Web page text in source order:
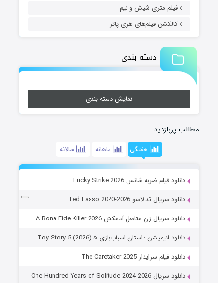
فیلم متری شیش و نیم
کالکشن فیلم‌های هری پاتر
دسته بندی
نمایش دسته بندی
مطالب پربازدید
هفتگی ماهانه سالانه
دانلود فیلم ضربه شانس Lucky Strike 2026
دانلود سریال تد لاسو Ted Lasso 2020-2026
دانلود سریال زن متاهل آدمکش A Bona Fide Killer 2026
دانلود انیمیشن داستان اسباب‌بازی ۵ Toy Story 5 (2026)
دانلود فیلم سرایدار The Caretaker 2025
دانلود سریال One Hundred Years of Solitude 2024-2026